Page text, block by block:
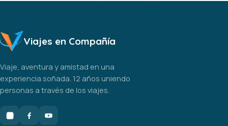
Viajes en Compañía
Viaje, aventura y amistad en una
experiencia soñada. 12 años uniendo
personas a través de los viajes.